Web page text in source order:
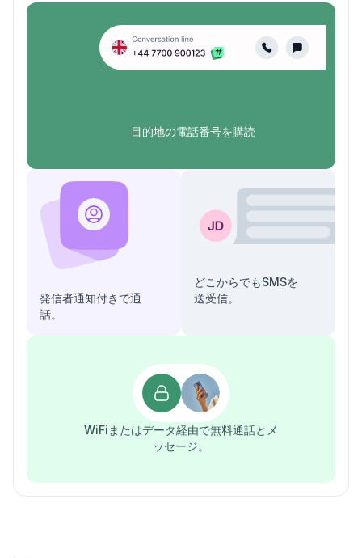
目的地の電話番号を購読
発信者通知付きで通
話。
どこからでもSMSを
送受信。
WiFiまたはデータ経由で無料通話とメ
ッセージ。